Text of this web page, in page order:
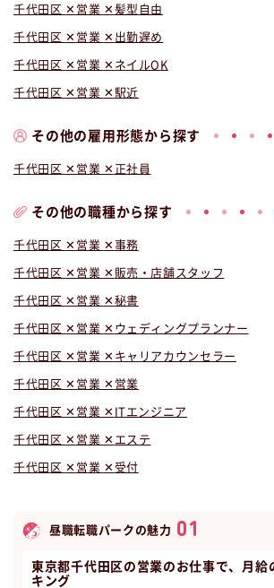
千代田区 営業 髪型自由
千代田区 営業 出勤遅め
千代田区 営業 ネイルOK
千代田区 営業 駅近
その他の雇用形態から探す
千代田区 営業 正社員
その他の職種から探す
千代田区 営業 事務
千代田区 営業 販売・店舗スタッフ
千代田区 営業 秘書
千代田区 営業 ウェディングプランナー
千代田区 営業 キャリアカウンセラー
千代田区 営業 営業
千代田区 営業 ITエンジニア
千代田区 営業 エステ
千代田区 営業 受付
昼職転職パークの魅力 01
東京都千代田区の営業のお仕事で、月給
キング